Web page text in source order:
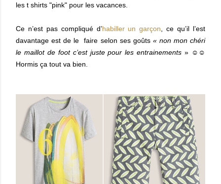
les t shirts "pink" pour les vacances.
Ce n’est pas compliqué d’habiller un garçon, ce qu’il l’est
davantage est de le
faire selon ses goûts « non mon chéri
le maillot de foot c’est juste pour les entrainements» ☺☺
Hormis ça tout va bien.